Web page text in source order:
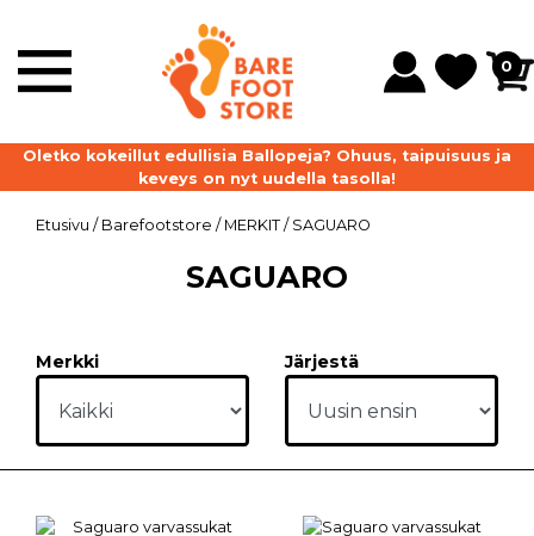
0
Oletko kokeillut edullisia Ballopeja? Ohuus, taipuisuus ja
keveys on nyt uudella tasolla!
Etusivu / Barefootstore / MERKIT/ SAGUARO
SAGUARO
Merkki Järjestä